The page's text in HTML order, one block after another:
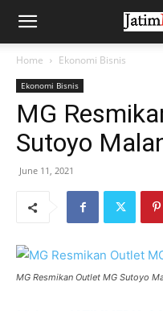
Home Ekonomi Bisnis
Ekonomi Bisnis
MG
Sutoyo
June 11, 2021
MG Resmikan Outlet MG Sutoyo